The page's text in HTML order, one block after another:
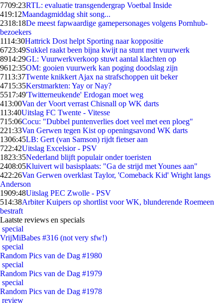
7709:23RTL: evaluatie transgendergrap Voetbal Inside
419:12Maandagmiddag shit song...
2318:18De meest fapwaardige gamepersonages volgens Pornhub-
bezoekers
1114:30Hattrick Dost helpt Sporting naar koppositie
6723:49Sukkel raakt been bijna kwijt na stunt met vuurwerk
8914:29GL: Vuurwerkverkoop stuwt aantal klachten op
9612:35OM: gooien vuurwerk kan poging doodslag zijn
7113:37Twente knikkert Ajax na strafschoppen uit beker
4715:35Kerstmarkten: Yay or Nay?
5517:49'Twitterneukende' Erdogan moet weg
413:00Van der Voort verrast Chisnall op WK darts
113:40Uitslag FC Twente - Vitesse
715:06Cocu: "Dubbel puntenverlies doet veel met een ploeg"
221:33Van Gerwen tegen Kist op openingsavond WK darts
1306:45LB: Gert (van Samson) rijdt fietser aan
722:42Uitslag Excelsior - PSV
1823:35Nederland blijft populair onder toeristen
2408:05Kluivert wil basisplaats: "Ga de strijd met Younes aan"
422:26Van Gerwen overklast Taylor, 'Comeback Kid' Wright langs
Anderson
1909:48Uitslag PEC Zwolle - PSV
514:38Arbiter Kuipers op shortlist voor WK, blunderende Roemeen
bestraft
Laatste reviews en specials
special
VrijMiBabes #316 (not very sfw!)
special
Random Pics van de Dag #1980
special
Random Pics van de Dag #1979
special
Random Pics van de Dag #1978
review